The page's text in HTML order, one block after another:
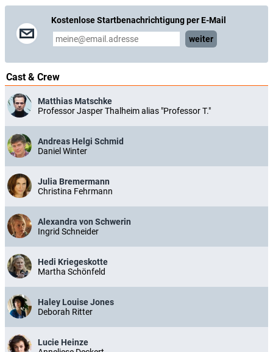
Kostenlose Startbenachrichtigung per E-Mail
weiter
Cast & Crew
Matthias Matschke
Professor Jasper Thalheim alias "Professor T."
Andreas Helgi Schmid
Daniel Winter
Julia Bremermann
Christina Fehrmann
Alexandra von Schwerin
Ingrid Schneider
Hedi Kriegeskotte
Martha Schönfeld
Haley Louise Jones
Deborah Ritter
Lucie Heinze